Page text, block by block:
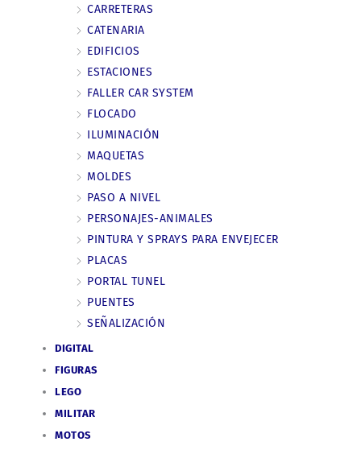
CARRETERAS
CATENARIA
EDIFICIOS
ESTACIONES
FALLER CAR SYSTEM
FLOCADO
ILUMINACIÓN
MAQUETAS
MOLDES
PASO A NIVEL
PERSONAJES-ANIMALES
PINTURA Y SPRAYS PARA ENVEJECER
PLACAS
PORTAL TUNEL
PUENTES
SEÑALIZACIÓN
DIGITAL
FIGURAS
LEGO
MILITAR
MOTOS